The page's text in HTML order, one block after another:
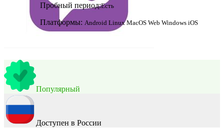
Пробный период:Есть
Платформы: Android Linux MacOS Web Windows iOS
Популярный
Доступен в России